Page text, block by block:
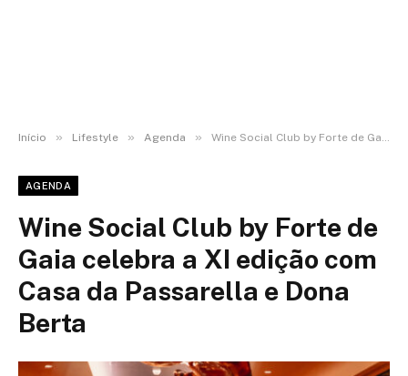
Início » Lifestyle » Agenda » Wine Social Club by Forte de Gaia celebra a XI edição com Casa da Passarella e Dona Berta
AGENDA
Wine Social Club by Forte de
Gaia celebra a XI edição com
Casa da Passarella e Dona
Berta